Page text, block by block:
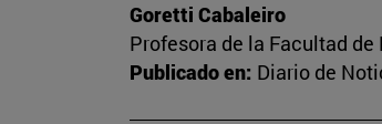
Goretti Cabaleiro
Profesora de la Facultad
Publicado en: Diario de